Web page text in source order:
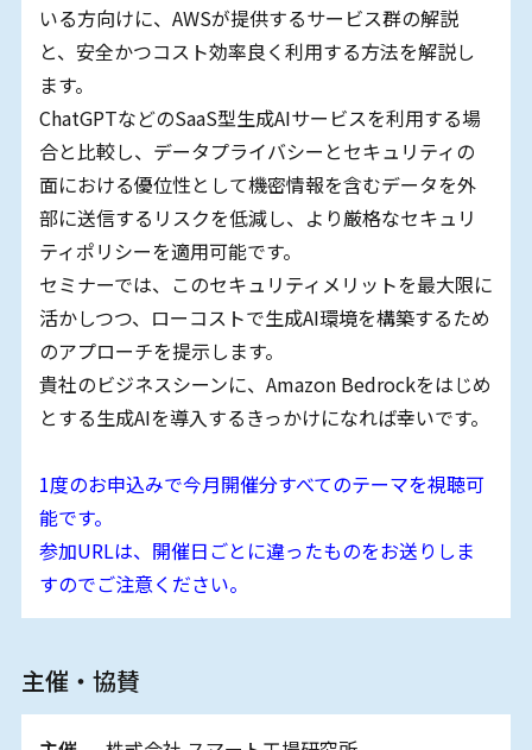
いる方向けに、AWSが提供するサービス群の解説
と、安全かつコスト効率良く利用する方法を解説し
ます。
ChatGPTなどのSaaS型生成AIサービスを利用する場
合と比較し、データプライバシーとセキュリティの
面における優位性として機密情報を含むデータを外
部に送信するリスクを低減し、より厳格なセキュリ
ティポリシーを適用可能です。
セミナーでは、このセキュリティメリットを最大限に
活かしつつ、ローコストで生成AI環境を構築するため
のアプローチを提示します。
貴社のビジネスシーンに、Amazon Bedrockをはじめ
とする生成AIを導入するきっかけになれば幸いです。
1度のお申込みで今月開催分すべてのテーマを視聴可
能です。
参加URLは、開催日ごとに違ったものをお送りしま
すのでご注意ください。
主催・協賛